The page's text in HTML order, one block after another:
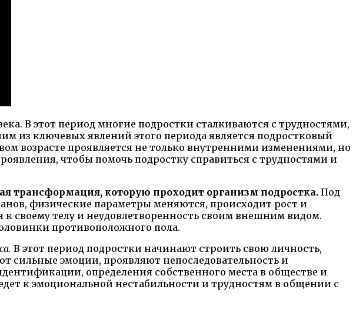
В этот период многие подростки сталкиваются с трудностями,
из ключевых явлений этого периода является подростковый
возрасте проявляется не только внутренними изменениями, но
чтобы помочь подростку справиться с трудностями и
трансформация, которую проходит организм подростка. Под
физические параметры меняются, происходит рост и
своему телу и неудовлетворенность своим внешним видом.
противоположного пола.
В этот период подростки начинают строить свою личность,
сильные эмоции, проявляют непоследовательность и
определения собственного места в обществе и
к эмоциональной нестабильности и трудностям в общении с